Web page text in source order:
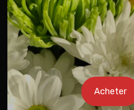
Acheter